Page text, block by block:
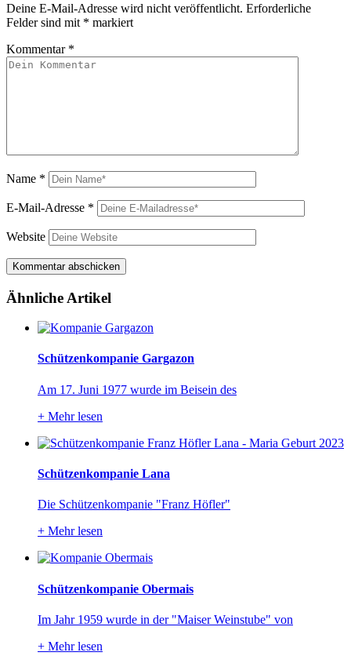
Deine E-Mail-Adresse wird nicht veröffentlicht. Erforderliche
Felder sind mit * markiert
Kommentar *
Name *
E-Mail-Adresse *
Website
Ähnliche Artikel
Schützenkompanie Gargazon
Am 17. Juni 1977 wurde im Beisein des
+ Mehr lesen
Schützenkompanie Lana
Die Schützenkompanie "Franz Höfler"
+ Mehr lesen
Schützenkompanie Obermais
Im Jahr 1959 wurde in der "Maiser Weinstube" von
+ Mehr lesen